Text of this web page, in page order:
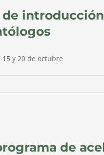
y 20 de octubre
de